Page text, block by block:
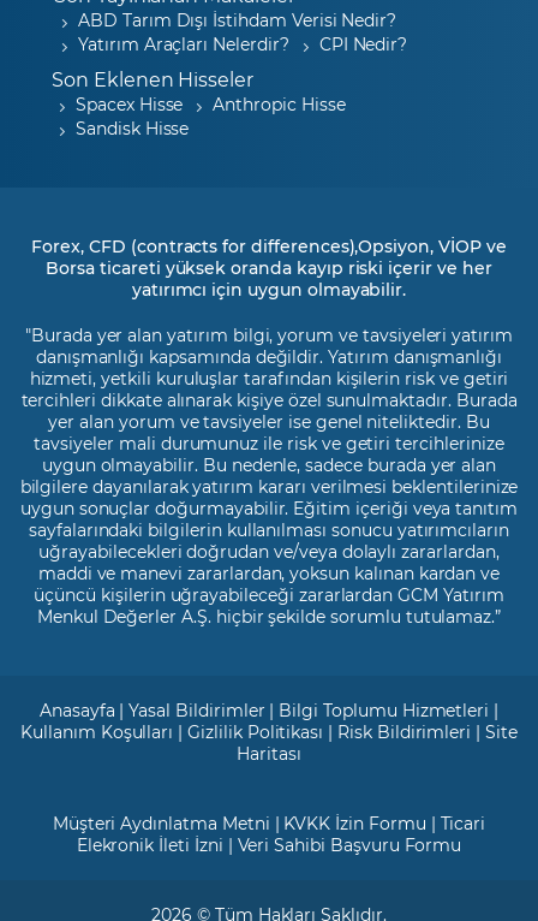
ABD Tarım Dışı İstihdam Verisi Nedir?
Yatırım Araçları Nelerdir?
CPI Nedir?
Son Eklenen Hisseler
Spacex Hisse
Anthropic Hisse
Sandisk Hisse
Forex, CFD (contracts for differences),Opsiyon, VİOP ve
Borsa ticareti yüksek oranda kayıp riski içerir ve her
yatırımcı için uygun olmayabilir.
"Burada yer alan yatırım bilgi, yorum ve tavsiyeleri yatırım
danışmanlığı kapsamında değildir. Yatırım danışmanlığı
hizmeti, yetkili kuruluşlar tarafından kişilerin risk ve getiri
tercihleri dikkate alınarak kişiye özel sunulmaktadır. Burada
yer alan yorum ve tavsiyeler ise genel niteliktedir. Bu
tavsiyeler mali durumunuz ile risk ve getiri tercihlerinize
uygun olmayabilir. Bu nedenle, sadece burada yer alan
bilgilere dayanılarak yatırım kararı verilmesi beklentilerinize
uygun sonuçlar doğurmayabilir. Eğitim içeriği veya tanıtım
sayfalarındaki bilgilerin kullanılması sonucu yatırımcıların
uğrayabilecekleri doğrudan ve/veya dolaylı zararlardan,
maddi ve manevi zararlardan, yoksun kalınan kardan ve
üçüncü kişilerin uğrayabileceği zararlardan GCM Yatırım
Menkul Değerler A.Ş. hiçbir şekilde sorumlu tutulamaz.”
Anasayfa |Yasal Bildirimler | Bilgi Toplumu Hizmetleri |
Kullanım Koşulları |Gizlilik Politikası | Risk Bildirimleri |Site
Haritası
Müşteri Aydınlatma Metni | KVKK İzin Formu | Ticari
Elekronik İleti İzni | Veri Sahibi Başvuru Formu
2026 © Tüm Hakları Saklıdır.